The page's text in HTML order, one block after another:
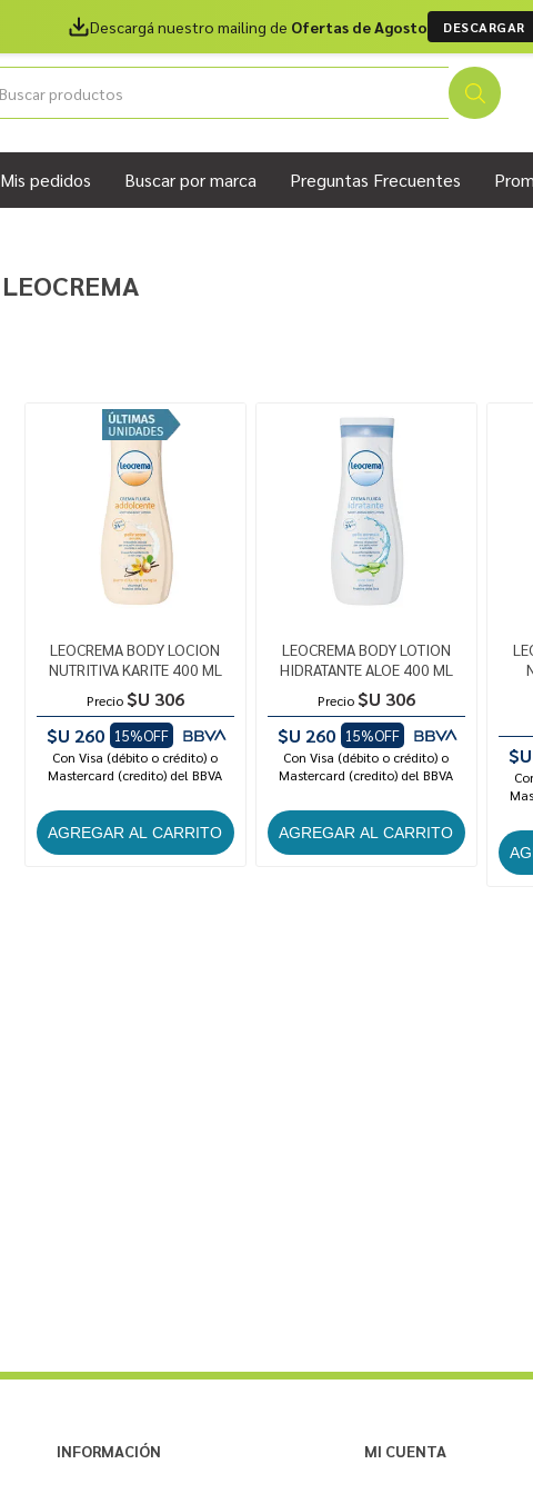
Descargá nuestro mailing de Ofertas de Agosto DESCARGAR
Mis pedidos Buscar por marca Preguntas Frecuentes
LEOCREMA
LEOCREMA BODY LOCION
NUTRITIVA KARITE 400 ML
Precio $U 306
$U 260
15%OFF
Con Visa (débito o crédito) o
Mastercard (credito) del BBVA
LEOCREMA BODY LOTION
HIDRATANTE ALOE 400 ML
Precio $U 306
$U 260
15%OFF
Con Visa (débito o crédito) o
Mastercard (credito) del BBVA
INFORMACIÓN MI CUENTA